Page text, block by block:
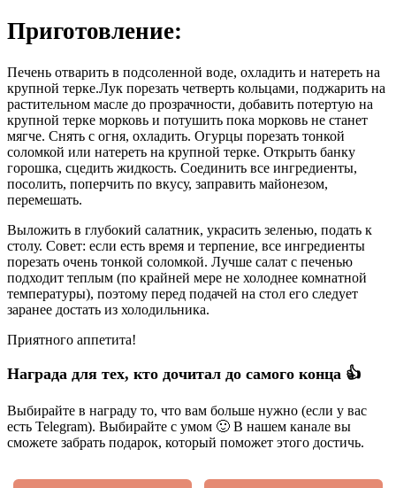
Приготовление:
Печень отварить в подсоленной воде, охладить и натереть на
крупной терке.Лук порезать четверть кольцами, поджарить на
растительном масле до прозрачности, добавить потертую на
крупной терке морковь и потушить пока морковь не станет
мягче. Снять с огня, охладить. Огурцы порезать тонкой
соломкой или натереть на крупной терке. Открыть банку
горошка, сцедить жидкость. Соединить все ингредиенты,
посолить, поперчить по вкусу, заправить майонезом,
перемешать.
Выложить в глубокий салатник, украсить зеленью, подать к
столу. Совет: если есть время и терпение, все ингредиенты
порезать очень тонкой соломкой. Лучше салат с печенью
подходит теплым (по крайней мере не холоднее комнатной
температуры), поэтому перед подачей на стол его следует
заранее достать из холодильника.
Приятного аппетита!
Награда для тех, кто дочитал до самого конца 👍
Выбирайте в награду то, что вам больше нужно (если у вас
есть Telegram). Выбирайте с умом 🙂 В нашем канале вы
сможете забрать подарок, который поможет этого достичь.